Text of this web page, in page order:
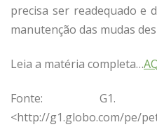
precisa ser readequado e
manutenção das mudas
Leia a matéria completa…
Fonte: G1.
<http://g1.globo.com/pe/